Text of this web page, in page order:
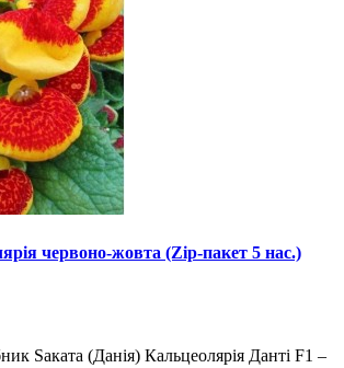
червоно-жовта (Zip-пакет 5 нас.)
Sаката (Данія) Кальцеолярія Данті F1 –